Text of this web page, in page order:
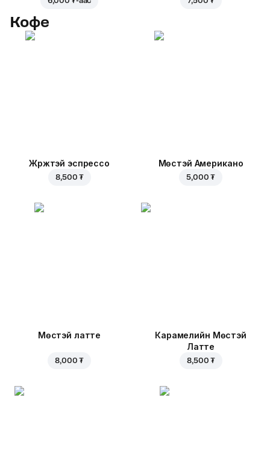
Кофе
Жүржтэй эспрессо
8,500 ₮
Мөстэй Американо
5,000 ₮
Мөстэй латте
8,000 ₮
Карамелийн Мөстэй
Латте
8,500 ₮